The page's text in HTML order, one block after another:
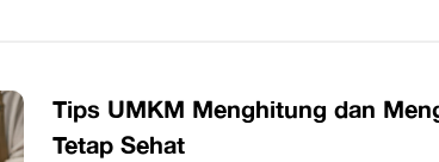
Tips UMKM Menghitung dan
Tetap Sehat